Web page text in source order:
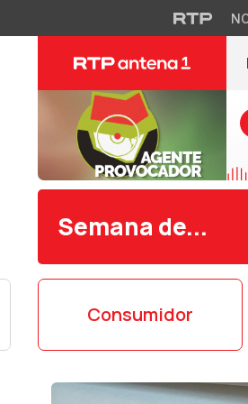
Semana de...
Consumidor